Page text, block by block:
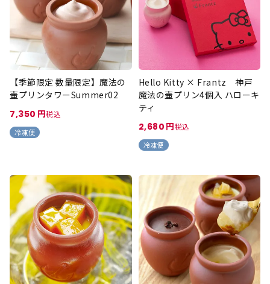
【季節限定 数量限定】魔法の
壷プリンタワーSummer02
7,350
税込
冷凍便
Hello Kitty × Frantz 神戸
魔法の壷プリン4個入 ハローキ
ティ
2,680
税込
冷凍便